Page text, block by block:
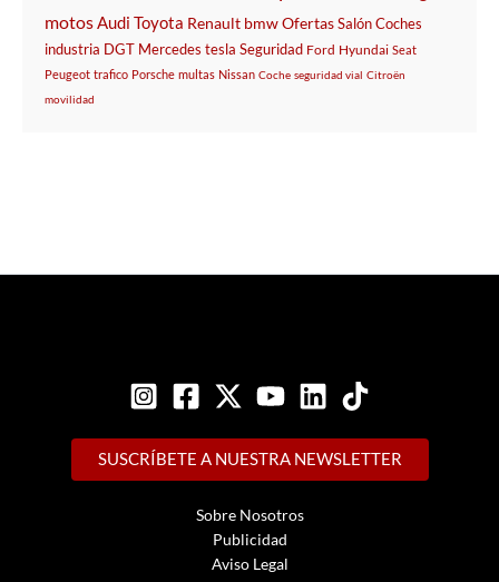
motosAudi Toyota Renault bmwOfertasSalónCoches
industria DGT Mercedes tesla Seguridad Ford Hyundai Seat
Peugeot trafico Porsche multas Nissan Coche seguridad vial Citroën
movilidad
SUSCRÍBETE A NUESTRA NEWSLETTER
Sobre Nosotros
Publicidad
Aviso Legal